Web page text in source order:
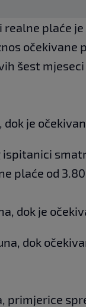
plaće je
očekivane
šest
je
plaće od
dok je
dok
primjerice